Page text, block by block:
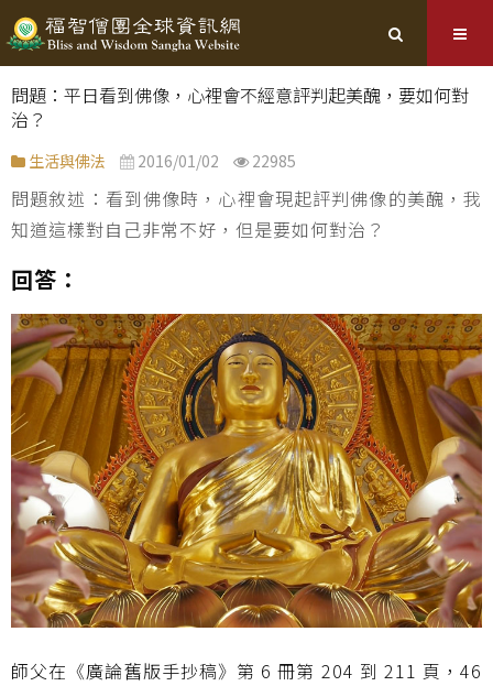
問題：平日看到佛像，心裡會不經意評判起美醜，要如何對
治？
生活與佛法 2016/01/02 22985
問題敘述：看到佛像時，心裡會現起評判佛像的美醜，我
知道這樣對自己非常不好，但是要如何對治？
回答：
師父在《廣論舊版手抄稿》第 6 冊第 204 到 211 頁，46